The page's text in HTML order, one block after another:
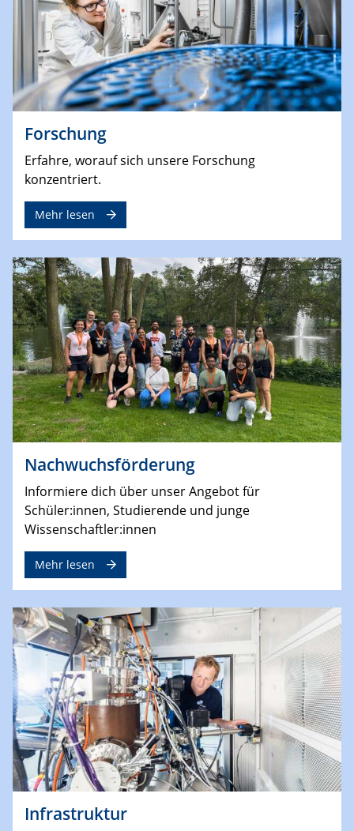
Forschung
Erfahre, worauf sich unsere Forschung
konzentriert.
Mehr lesen
Nachwuchsförderung
Informiere dich über unser Angebot für
Schüler:innen, Studierende und junge
Wissenschaftler:innen
Mehr lesen
Infrastruktur